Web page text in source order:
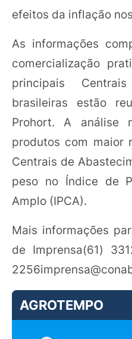
efeitos da inflação
As informações
comercialização
principais
brasileiras estão
Prohort. A análise
produtos com maior
Centrais de
peso no Índice de
Amplo (IPCA).
Mais informações
de Imprensa(61)
AGROTEMPO